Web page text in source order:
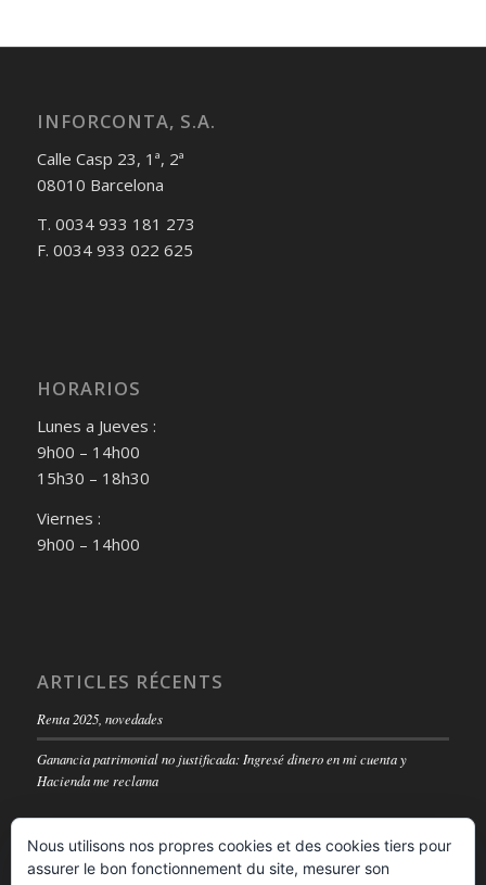
INFORCONTA, S.A.
Calle Casp 23, 1ª, 2ª
08010 Barcelona
T. 0034 933 181 273
F. 0034 933 022 625
HORARIOS
Lunes a Jueves :
9h00 – 14h00
15h30 – 18h30
Viernes :
9h00 – 14h00
ARTICLES RÉCENTS
Renta 2025, novedades
Ganancia patrimonial no justificada: Ingresé dinero en mi cuenta y
Hacienda me reclama
Nous utilisons nos propres cookies et des cookies tiers pour
assurer le bon fonctionnement du site, mesurer son